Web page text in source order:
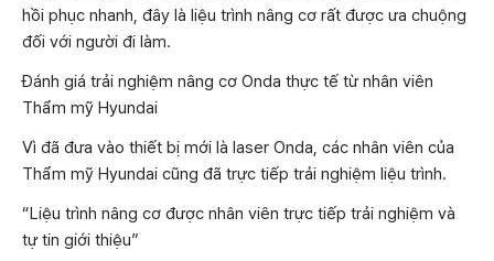
hồi phục nhanh, đây là liệu trình nâng cơ rất được ưa chuộng
đối với người đi làm.
Đánh giá trải nghiệm nâng cơ Onda thực tế từ nhân viên
Thẩm mỹ Hyundai
Vì đã đưa vào thiết bị mới là laser Onda, các nhân viên của
Thẩm mỹ Hyundai cũng đã trực tiếp trải nghiệm liệu trình.
“Liệu trình nâng cơ được nhân viên trực tiếp trải nghiệm và
tự tin giới thiệu”